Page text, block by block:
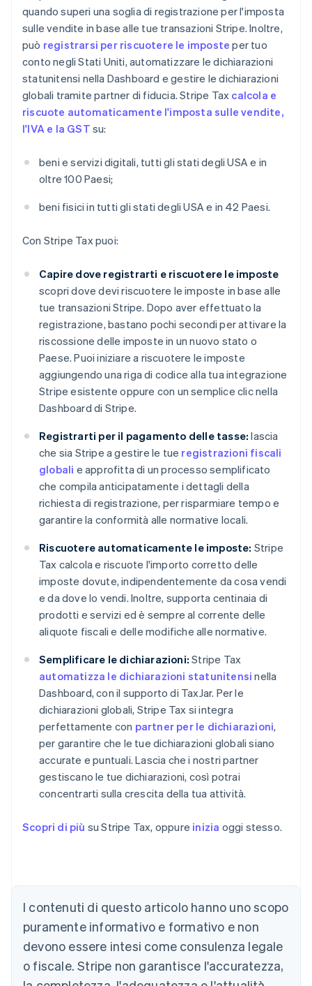
quando superi una soglia di registrazione per l'imposta
sulle vendite in base alle tue transazioni Stripe. Inoltre,
può registrarsi per riscuotere le imposte per tuo
conto negli Stati Uniti, automatizzare le dichiarazioni
statunitensi nella Dashboard e gestire le dichiarazioni
globali tramite partner di fiducia. Stripe Tax calcola e
riscuote automaticamente l'imposta sulle vendite,
l'IVA e la GST su:
beni e servizi digitali, tutti gli stati degli USA e in
oltre 100 Paesi;
beni fisici in tutti gli stati degli USA e in 42 Paesi.
Con Stripe Tax puoi:
Capire dove registrarti e riscuotere le imposte
scopri dove devi riscuotere le imposte in base alle
tue transazioni Stripe. Dopo aver effettuato la
registrazione, bastano pochi secondi per attivare la
riscossione delle imposte in un nuovo stato o
Paese. Puoi iniziare a riscuotere le imposte
aggiungendo una riga di codice alla tua integrazione
Stripe esistente oppure con un semplice clic nella
Dashboard di Stripe.
Registrarti per il pagamento delle tasse: lascia
che sia Stripe a gestire le tue registrazioni fiscali
globali e approfitta di un processo semplificato
che compila anticipatamente i dettagli della
richiesta di registrazione, per risparmiare tempo e
garantire la conformità alle normative locali.
Riscuotere automaticamente le imposte: Stripe
Tax calcola e riscuote l'importo corretto delle
imposte dovute, indipendentemente da cosa vendi
e da dove lo vendi. Inoltre, supporta centinaia di
prodotti e servizi ed è sempre al corrente delle
aliquote fiscali e delle modifiche alle normative.
Semplificare le dichiarazioni: Stripe Tax
automatizza le dichiarazioni statunitensi nella
Dashboard, con il supporto di TaxJar. Per le
dichiarazioni globali, Stripe Tax si integra
perfettamente con partner per le dichiarazioni,
per garantire che le tue dichiarazioni globali siano
accurate e puntuali. Lascia che i nostri partner
gestiscano le tue dichiarazioni, così potrai
concentrarti sulla crescita della tua attività.
Scopri di più su Stripe Tax, oppure inizia oggi stesso.
I contenuti di questo articolo hanno uno scopo
puramente informativo e formativo e non
devono essere intesi come consulenza legale
o fiscale. Stripe non garantisce l'accuratezza,
Australia
Austria
Deutsch English
Belgio